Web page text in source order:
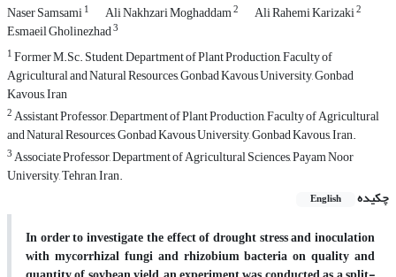
Naser Samsami1 Ali Nakhzari Moghaddam2 Ali Rahemi Karizaki2
Esmaeil Gholinezhad3
1Former M.Sc. Student, Department of Plant Production, Faculty of
Agricultural and Natural Resources, Gonbad Kavous University, Gonbad
Kavous, Iran
2Assistant Professor, Department of Plant Production, Faculty of Agricultural
and Natural Resources, Gonbad Kavous University, Gonbad Kavous, Iran.
3Associate Professor, Department of Agricultural Sciences, Payam Noor
University, Tehran, Iran.
چکیده
English
In order to investigate the effect of drought stress and inoculation
with mycorrhizal fungi and rhizobium bacteria on quality and